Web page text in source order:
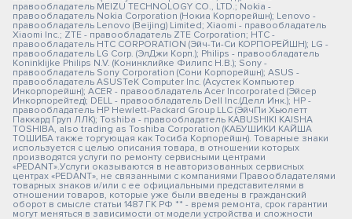
правообладатель MEIZU TECHNOLOGY CO., LTD.; Nokia -
правообладатель Nokia Corporation (Нокиа Корпорейшн); Lenovo -
правообладатель Lenovo (Beijing) Limited; Xiaomi - правообладатель
Xiaomi Inc.; ZTE - правообладатель ZTE Corporation; HTC -
правообладатель HTC CORPORATION (Эйч-Ти-Си КОРПОРЕЙШН); LG -
правообладатель LG Corp. (ЭлДжи Корп.); Philips - правообладатель
Koninklijke Philips N.V. (Конинклийке Филипс Н.В.); Sony -
правообладатель Sony Corporation (Сони Корпорейшн); ASUS -
правообладатель ASUSTeK Computer Inc. (Асустек Компьютер
Инкорпорейшн); ACER - правообладатель Acer Incorporated (Эйсер
Инкорпорейтед); DELL - правообладатель Dell Inc.(Делл Инк.); HP -
правообладатель HP Hewlett-Packard Group LLC (ЭйчПи Хьюлетт
Паккард Груп ЛЛК); Toshiba - правообладатель KABUSHIKI KAISHA
TOSHIBA, also trading as Toshiba Corporation (КАБУШИКИ КАЙША
ТОШИБА также торгующая как Тосиба Корпорейшн). Товарные знаки
используется с целью описания товара, в отношении которых
производятся услуги по ремонту сервисными центрами
«PEDANT».Услуги оказываются в неавторизованных сервисных
центрах «PEDANT», не связанными с компаниями Правообладателями
товарных знаков и/или с ее официальными представителями в
отношении товаров, которые уже были введены в гражданский
оборот в смысле статьи 1487 ГК РФ ** - время ремонта, срок гарантии
могут меняться в зависимости от модели устройства и сложности